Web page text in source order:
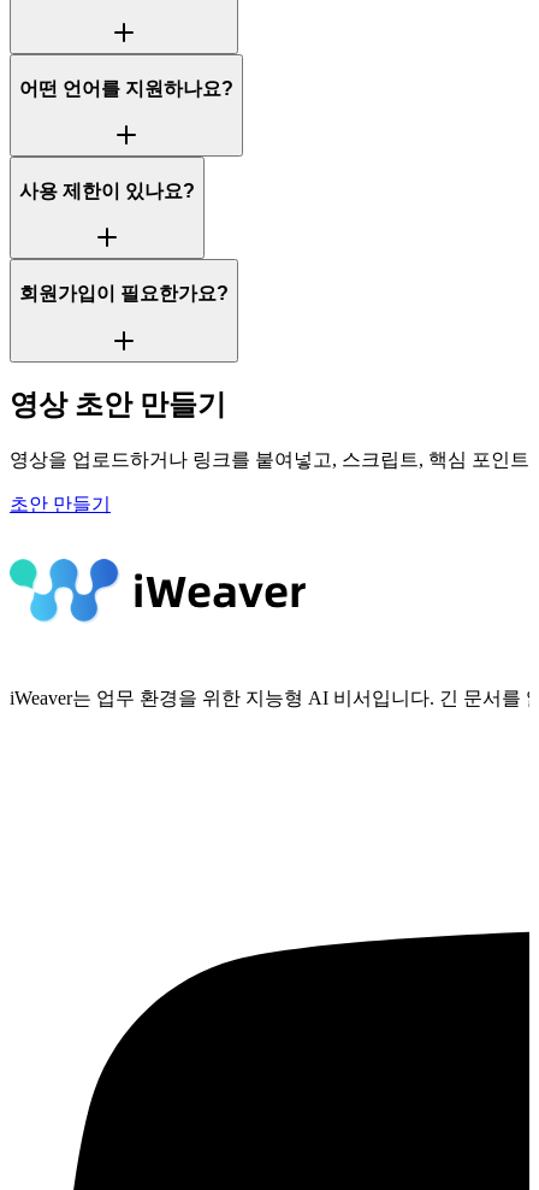
어떤 언어를 지원하나요?
사용 제한이 있나요?
회원가입이 필요한가요?
영상 초안 만들기
영상을 업로드하거나 링크를 붙여넣고, 스크립트, 핵심 포인
초안 만들기
iWeaver는 업무 환경을 위한 지능형 AI 비서입니다. 긴 문서